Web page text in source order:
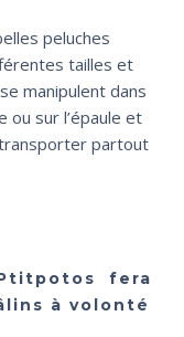
peluches
tailles et
manipulent dans
ou sur l’épaule et
partout
fera
à volonté